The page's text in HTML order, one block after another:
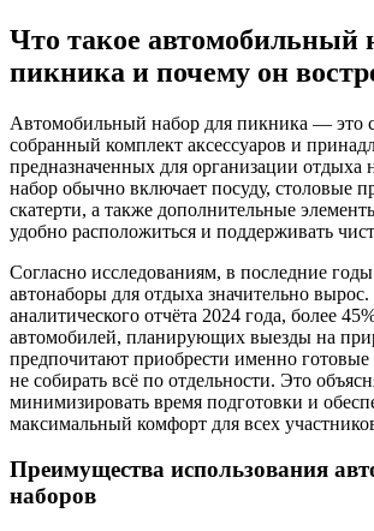
Что такое автомобильный
пикника и почему он
Автомобильный набор для пикника — это
собранный комплект аксессуаров и
предназначенных для организации отдыха
набор обычно включает посуду, столовые
скатерти, а также дополнительные
удобно расположиться и поддерживать
Согласно исследованиям, в последние
автонаборы для отдыха значительно
аналитического отчёта 2024 года, более
автомобилей, планирующих выезды на
предпочитают приобрести именно
не собирать всё по отдельности. Это
минимизировать время подготовки и
максимальный комфорт для всех
Преимущества использования
наборов